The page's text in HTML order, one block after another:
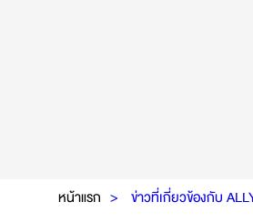
หน้าแรก ข่าวที่เกี่ยวข้องกับ